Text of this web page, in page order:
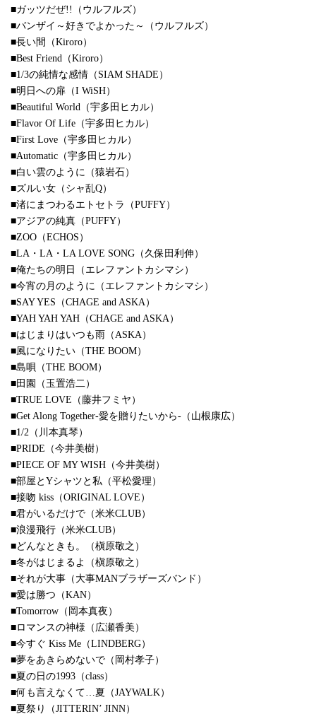
■ガッツだぜ!!（ウルフルズ）
■バンザイ～好きでよかった～（ウルフルズ）
■長い間（Kiroro）
■Best Friend（Kiroro）
■1/3の純情な感情（SIAM SHADE）
■明日への扉（I WiSH）
■Beautiful World（宇多田ヒカル）
■Flavor Of Life（宇多田ヒカル）
■First Love（宇多田ヒカル）
■Automatic（宇多田ヒカル）
■白い雲のように（猿岩石）
■ズルい女（シャ乱Q）
■渚にまつわるエトセトラ（PUFFY）
■アジアの純真（PUFFY）
■ZOO（ECHOS）
■LA・LA・LA LOVE SONG（久保田利伸）
■俺たちの明日（エレファントカシマシ）
■今宵の月のように（エレファントカシマシ）
■SAY YES（CHAGE and ASKA）
■YAH YAH YAH（CHAGE and ASKA）
■はじまりはいつも雨（ASKA）
■風になりたい（THE BOOM）
■島唄（THE BOOM）
■田園（玉置浩二）
■TRUE LOVE（藤井フミヤ）
■Get Along Together-愛を贈りたいから-（山根康広）
■1/2（川本真琴）
■PRIDE（今井美樹）
■PIECE OF MY WISH（今井美樹）
■部屋とYシャツと私（平松愛理）
■接吻 kiss（ORIGINAL LOVE）
■君がいるだけで（米米CLUB）
■浪漫飛行（米米CLUB）
■どんなときも。（槇原敬之）
■冬がはじまるよ（槇原敬之）
■それが大事（大事MANブラザーズバンド）
■愛は勝つ（KAN）
■Tomorrow（岡本真夜）
■ロマンスの神様（広瀬香美）
■今すぐ Kiss Me（LINDBERG）
■夢をあきらめないで（岡村孝子）
■夏の日の1993（class）
■何も言えなくて…夏（JAYWALK）
■夏祭り（JITTERIN’ JINN）